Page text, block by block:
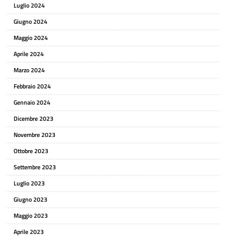
Luglio 2024
Giugno 2024
Maggio 2024
Aprile 2024
Marzo 2024
Febbraio 2024
Gennaio 2024
Dicembre 2023
Novembre 2023
Ottobre 2023
Settembre 2023
Luglio 2023
Giugno 2023
Maggio 2023
Aprile 2023